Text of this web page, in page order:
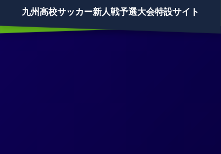
九州高校サッカー新人戦予選大会特設サイト